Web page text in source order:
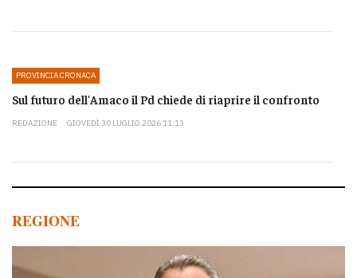
PROVINCIA CRONACA
Sul futuro dell'Amaco il Pd chiede di riaprire il confronto
REDAZIONE GIOVEDÌ 30 LUGLIO 2026 11:13
REGIONE